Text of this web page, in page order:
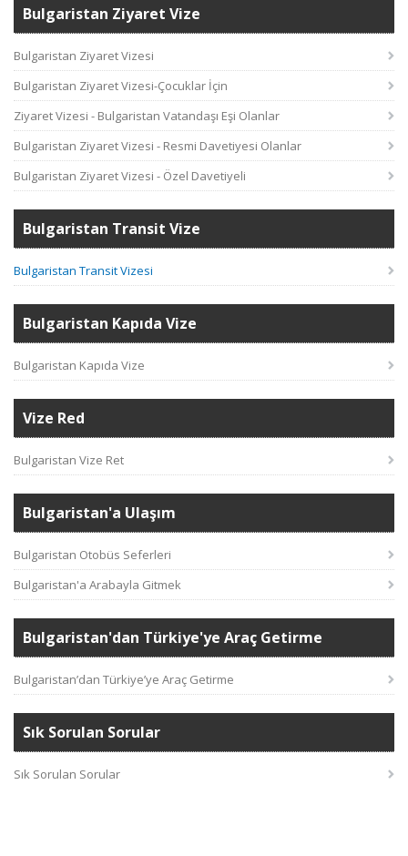
Bulgaristan Ziyaret Vize
Bulgaristan Ziyaret Vizesi
Bulgaristan Ziyaret Vizesi-Çocuklar İçin
Ziyaret Vizesi - Bulgaristan Vatandaşı Eşi Olanlar
Bulgaristan Ziyaret Vizesi - Resmi Davetiyesi Olanlar
Bulgaristan Ziyaret Vizesi - Özel Davetiyeli
Bulgaristan Transit Vize
Bulgaristan Transit Vizesi
Bulgaristan Kapıda Vize
Bulgaristan Kapıda Vize
Vize Red
Bulgaristan Vize Ret
Bulgaristan'a Ulaşım
Bulgaristan Otobüs Seferleri
Bulgaristan'a Arabayla Gitmek
Bulgaristan'dan Türkiye'ye Araç Getirme
Bulgaristan’dan Türkiye’ye Araç Getirme
Sık Sorulan Sorular
Sık Sorulan Sorular